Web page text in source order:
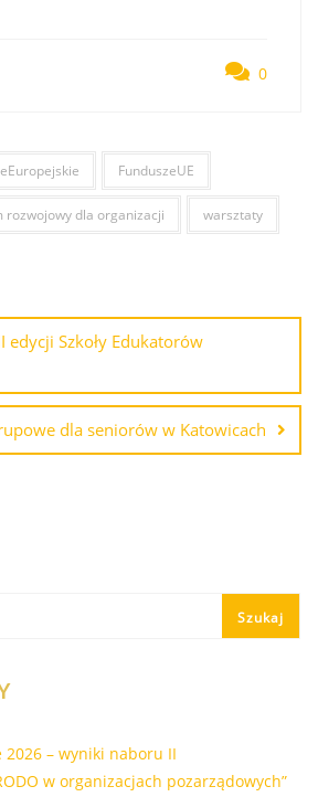
0
FunduszeUE
rozwojowy dla organizacji warsztaty
edycji Szkoły Edukatorów
dla seniorów w Katowicach
Szukaj
– wyniki naboru II
w organizacjach pozarządowych”